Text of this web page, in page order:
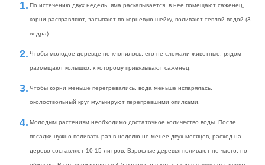
По истечению двух недель, яма раскапывается, в нее помещают саженец,
корни расправляют, засыпают по корневую шейку, поливают теплой водой (3
ведра).
Чтобы молодое деревце не клонилось, его не сломали животные, рядом
размещают колышко, к которому привязывают саженец.
Чтобы корни меньше перегревались, вода меньше испарялась,
околоствольный круг мульчируют перепревшими опилками.
Молодым растениям необходимо достаточное количество воды. После
посадки нужно поливать раз в неделю не менее двух месяцев, расход на
дерево составляет 10-15 литров. Взрослые деревья поливают не часто, но